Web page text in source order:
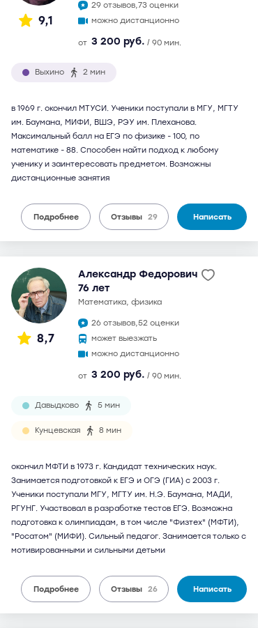
9,1
29 отзывов,73 оценки
можно дистанционно
от 3 200 руб. / 90 мин.
Выхино 2 мин
в 1969 г. окончил МТУСИ. Ученики поступали в МГУ, МГТУ
им. Баумана, МИФИ, ВШЭ, РЭУ им. Плеханова.
Максимальный балл на ЕГЭ по физике - 100, по
математике - 88. Способен найти подход к любому
ученику и заинтересовать предметом. Возможны
дистанционные занятия
Подробнее Отзывы 29 Написать
8,7
Александр Федорович
76 лет
математика, физика
26 отзывов,52 оценки
может выезжать
можно дистанционно
от 3 200 руб. / 90 мин.
Давыдково 5 мин
Кунцевская 8 мин
окончил МФТИ в 1973 г. Кандидат технических наук.
Занимается подготовкой к ЕГЭ и ОГЭ (ГИА) с 2003 г.
Ученики поступали МГУ, МГТУ им. Н.Э. Баумана, МАДИ,
РГУНГ. Участвовал в разработке тестов ЕГЭ. Возможна
подготовка к олимпиадам, в том числе "Физтех" (МФТИ),
"Росатом" (МИФИ). Сильный педагог. Занимается только с
мотивированными и сильными детьми
Подробнее Отзывы 26 Написать